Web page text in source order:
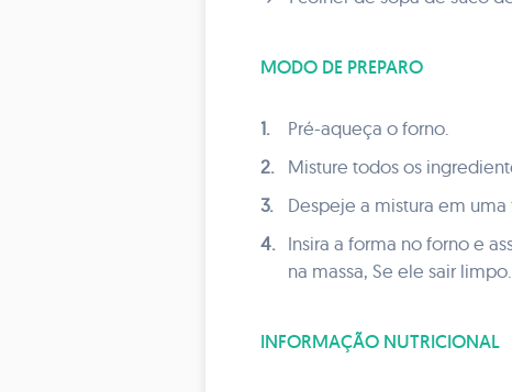
MODO DE PREPARO
1.
Pré-aqueça o forno.
2.
Misture todos os
3.
Despeje a mistura em
4.
Insira a forma no forno e
na massa, Se ele sair
INFORMAÇÃO NUTRICIONAL